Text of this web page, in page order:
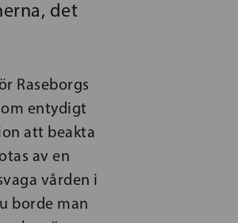
det
Raseborgs
entydigt
att beakta
av en
vården i
borde man